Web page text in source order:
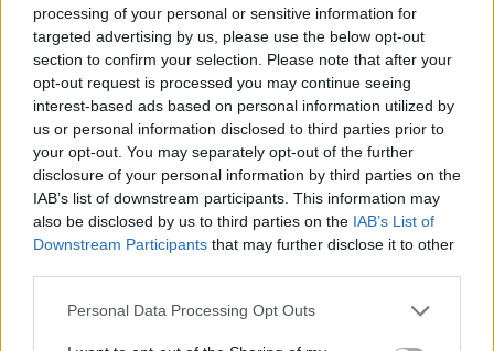
processing of your personal or sensitive information for
targeted advertising by us, please use the below opt-out
section to confirm your selection. Please note that after your
opt-out request is processed you may continue seeing
interest-based ads based on personal information utilized by
us or personal information disclosed to third parties prior to
your opt-out. You may separately opt-out of the further
disclosure of your personal information by third parties on the
IAB’s list of downstream participants. This information may
also be disclosed by us to third parties on the IAB’s List of
Downstream Participants that may further disclose it to other
Personal Data Processing Opt Outs
που λαμβάνει η Ε.Ε. (σ.σ. πλην των ψηφοφόρων
της ΝΔ) ως αποτέλεσμα ενδεχομένως των
απογοητευτικών επιδόσεων της ευρωπαϊκής
ηγεσίας στο διεθνές στερέωμα. Μεγάλη μερίδα
των πολιτών άλλωστε ,ελλείψει μιας ενιαίας
ευρωπαϊκής φωνής σε μια σειρά από φλέγοντα
ζητήματα, δεν αντιλαμβάνονται την Ένωση ως
ενιαία και αυτοτελή οντότητα έναντι των άλλων
Εγγραφή στο newsletter